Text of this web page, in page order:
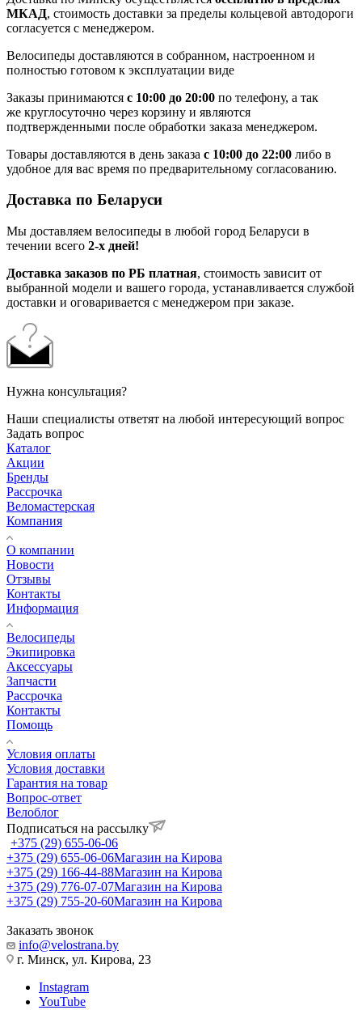
МКАД, стоимость доставки за пределы кольцевой автодороги
согласуется с менеджером.
Велосипеды доставляются в собранном, настроенном и
полностью готовом к эксплуатации виде
Заказы принимаются с 10:00 до 20:00 по телефону, а так
же круглосуточно через корзину и являются
подтвержденными после обработки заказа менеджером.
Товары доставляются в день заказа с 10:00 до 22:00 либо в
удобное для вас время по предварительному согласованию.
Доставка по Беларуси
Мы доставляем велосипеды в любой город Беларуси в
течении всего 2-х дней!
Доставка заказов по РБ платная, стоимость зависит от
выбранной модели и вашего города, устанавливается службой
доставки и оговаривается с менеджером при заказе.
Нужна консультация?
Наши специалисты ответят на любой интересующий вопрос
Задать вопрос
Каталог
Акции
Бренды
Рассрочка
Веломастерская
Компания
О компании
Новости
Отзывы
Контакты
Информация
Велосипеды
Экипировка
Аксессуары
Запчасти
Рассрочка
Контакты
Помощь
Условия оплаты
Условия доставки
Гарантия на товар
Вопрос-ответ
Велоблог
Подписаться на рассылку
+375 (29) 655-06-06
+375 (29) 655-06-06Магазин на Кирова
+375 (29) 166-44-88Магазин на Кирова
+375 (29) 776-07-07Магазин на Кирова
+375 (29) 755-20-60Магазин на Кирова
Заказать звонок
info@velostrana.by
г. Минск, ул. Кирова, 23
Instagram
YouTube